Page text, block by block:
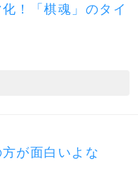
！「棋魂」のタイ
が面白いよな